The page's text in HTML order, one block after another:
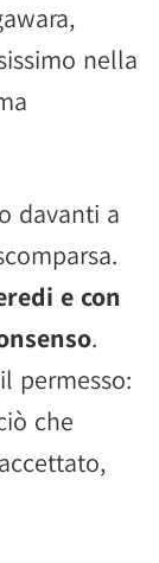
nella
davanti a
e con
.
permesso:
che